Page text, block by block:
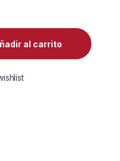
UPS LINEA
al carrito